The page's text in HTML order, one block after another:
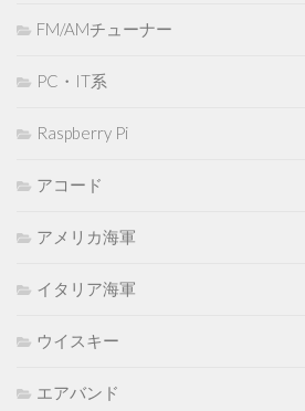
FM/AMチューナー
PC・IT系
Raspberry Pi
アコード
アメリカ海軍
イタリア海軍
ウイスキー
エアバンド